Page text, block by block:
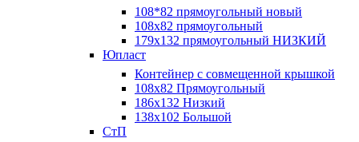
108*82 прямоугольный новый
108х82 прямоугольный
179х132 прямоугольный НИЗКИЙ
Юпласт
Контейнер с совмещенной крышкой
108х82 Прямоугольный
186х132 Низкий
138х102 Большой
СтП